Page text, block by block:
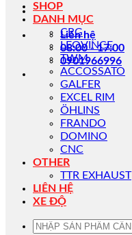
Liên hệ
08:00 - 17:00
0901966996
SHOP
DANH MỤC
CRG
LEOVINCE
TWM
ACCOSSATO
GALFER
EXCEL RIM
ÖHLINS
FRANDO
DOMINO
CNC
OTHER
TTR EXHAUST
LIÊN HỆ
XE ĐỘ
Tìm